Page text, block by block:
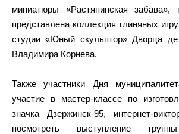
миниатюры «Растяпинская
представлена коллекция глиняных
студии «Юный скульптор» Дворца
Владимира Корнева.
Также участники Дня
участие в мастер-классе по
значка Дзержинск-95, интернет-
посмотреть выступление